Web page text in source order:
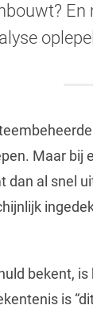
Maar
dan al snel
bekent,
is